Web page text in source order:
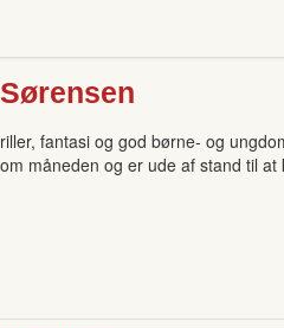
fantasi og god børne- og
måneden og er ude af stand til